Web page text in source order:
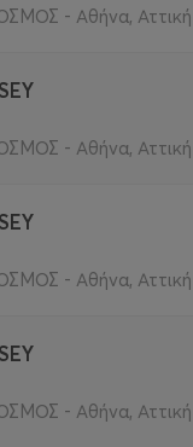
- Αθήνα, Αττική
- Αθήνα, Αττική
- Αθήνα, Αττική
- Αθήνα, Αττική